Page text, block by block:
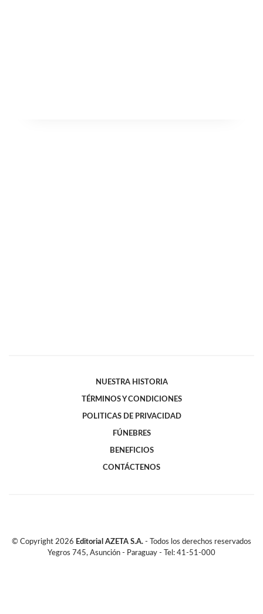
NUESTRA HISTORIA
TÉRMINOS Y CONDICIONES
POLITICAS DE PRIVACIDAD
FÚNEBRES
BENEFICIOS
CONTÁCTENOS
© Copyright 2026 Editorial AZETA S.A. - Todos los derechos reservados
Yegros 745, Asunción - Paraguay - Tel: 41-51-000